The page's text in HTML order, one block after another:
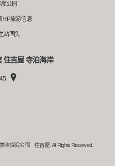
公园
HP旅游信息
站国头
住吉屋 寺泊海岸
味探究の宿 住吉屋. All Rights Reserved.